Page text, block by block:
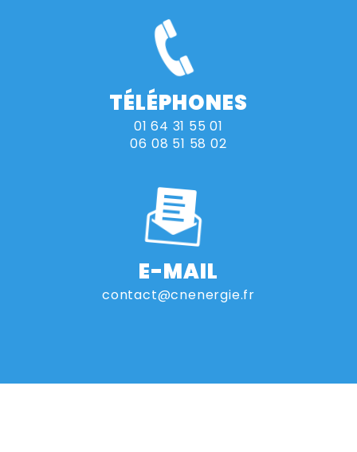
TÉLÉPHONES
01 64 31 55 01
06 08 51 58 02
E-MAIL
contact@cnenergie.fr